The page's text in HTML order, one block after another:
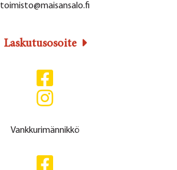
toimisto@maisansalo.fi
Laskutusosoite
Vankkurimännikkö